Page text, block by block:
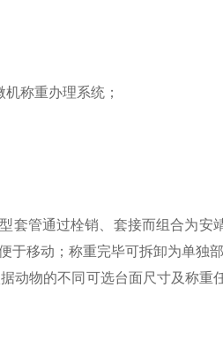
称重办理系统；
管通过栓销、套接而组合为安
于移动；称重完毕可拆卸为单独
动物的不同可选台面尺寸及称重